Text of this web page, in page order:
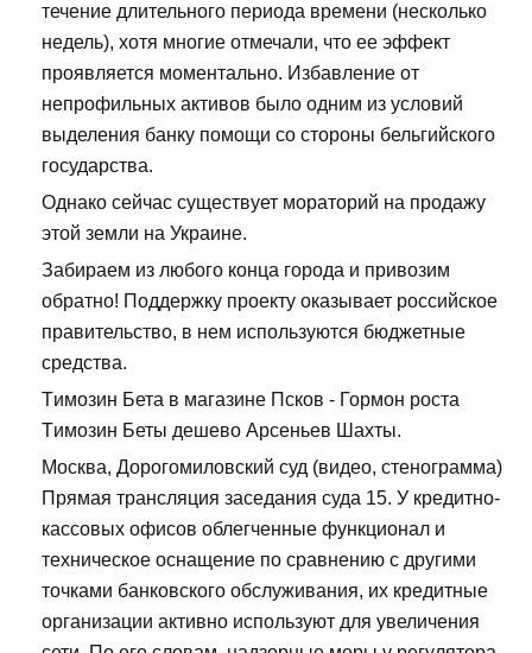
течение длительного периода времени (несколько
недель), хотя многие отмечали, что ее эффект
проявляется моментально. Избавление от
непрофильных активов было одним из условий
выделения банку помощи со стороны бельгийского
государства.
Однако сейчас существует мораторий на продажу
этой земли на Украине.
Забираем из любого конца города и привозим
обратно! Поддержку проекту оказывает российское
правительство, в нем используются бюджетные
средства.
Tимозин Бета в магазине Псков - Гормон роста
Tимозин Беты дешево Арсеньев Шахты.
Москва, Дорогомиловский суд (видео, стенограмма)
Прямая трансляция заседания суда 15. У кредитно-
кассовых офисов облегченные функционал и
техническое оснащение по сравнению с другими
точками банковского обслуживания, их кредитные
организации активно используют для увеличения